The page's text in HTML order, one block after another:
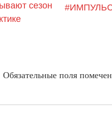
сезон
Обязательные поля